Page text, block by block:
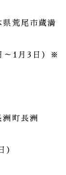
荒尾市蔵満
～1月3日）※
町長洲
）